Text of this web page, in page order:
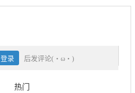
登录 后发评论(・ω・)
热门